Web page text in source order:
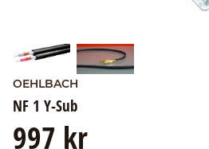
OEHLBACH
NF 1 Y-Sub
997 kr